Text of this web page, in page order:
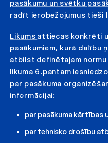
pasākumu un svētku
radīt ierobežojumus tieši
Likums attiecas konkrēti
pasākumiem, kurā dalību
atbilst definētajam
likuma 6.pantam
par pasākuma
informācijai:
par pasākuma kārtības
par tehnisko drošību